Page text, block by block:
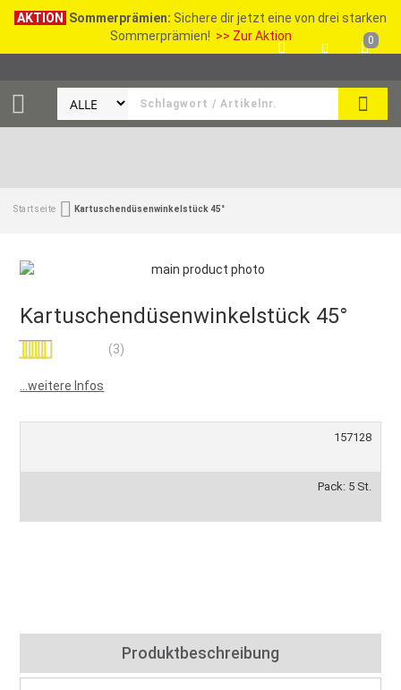
AKTION Sommerprämien: Sichere dir jetzt eine von drei starken
Sommerprämien! >> Zur Aktion 0
Startseite Kartuschendüsenwinkelstück 45°
Kartuschendüsenwinkelstück 45°
(3)
...weitere Infos
157128
Pack: 5 St.
Produktbeschreibung